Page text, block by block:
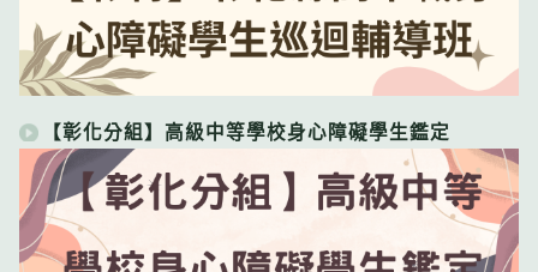
【彰化分組】高級中等學校身心障礙學生鑑定